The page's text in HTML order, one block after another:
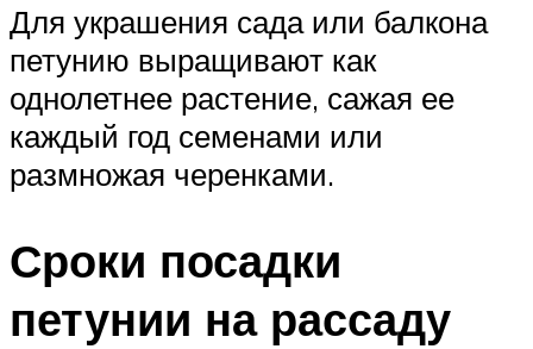
Для украшения сада или балкона
петунию выращивают как
однолетнее растение, сажая ее
каждый год семенами или
размножая черенками.
Сроки посадки
петунии на рассаду